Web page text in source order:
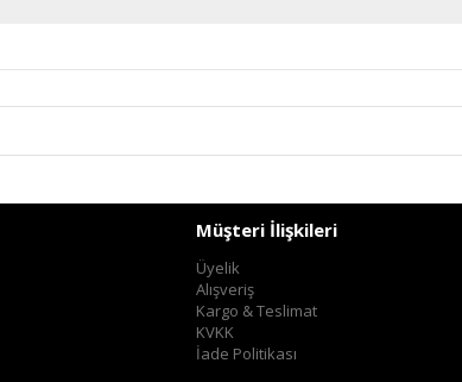
Müşteri İlişkileri
Üyelik
Alışveriş
Kargo & Teslimat
KVKK
İade Politikası